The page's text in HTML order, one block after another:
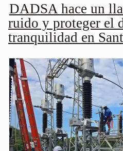
DADSA hace un
ruido y proteger el
tranquilidad en